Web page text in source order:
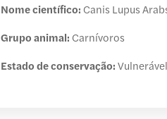
Nome científico: Canis Lupus
Grupo animal: Carnívoros
Estado de conservação: